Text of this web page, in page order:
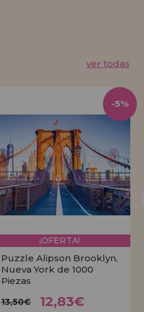
ver todas
¡OFERTA!
Puzzle Alipson Brooklyn,
Nueva York de 1000
Piezas
13,50€ 12,83€
-5%